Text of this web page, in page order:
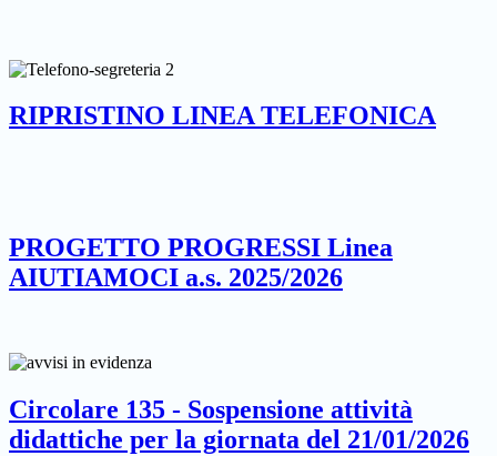
RIPRISTINO LINEA TELEFONICA
PROGETTO PROGRESSI Linea
AIUTIAMOCI a.s. 2025/2026
Circolare 135 - Sospensione attività
didattiche per la giornata del 21/01/2026